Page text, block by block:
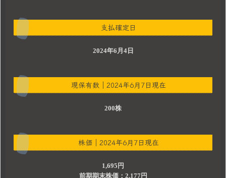
支払確定日
2024年6月4日
現保有数｜2024年6月7日現在
200株
株価｜2024年6月7日現在
1,695円
前期期末株価：2,177円